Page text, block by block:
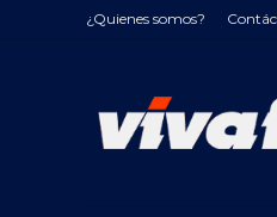
¿Quienes somos?